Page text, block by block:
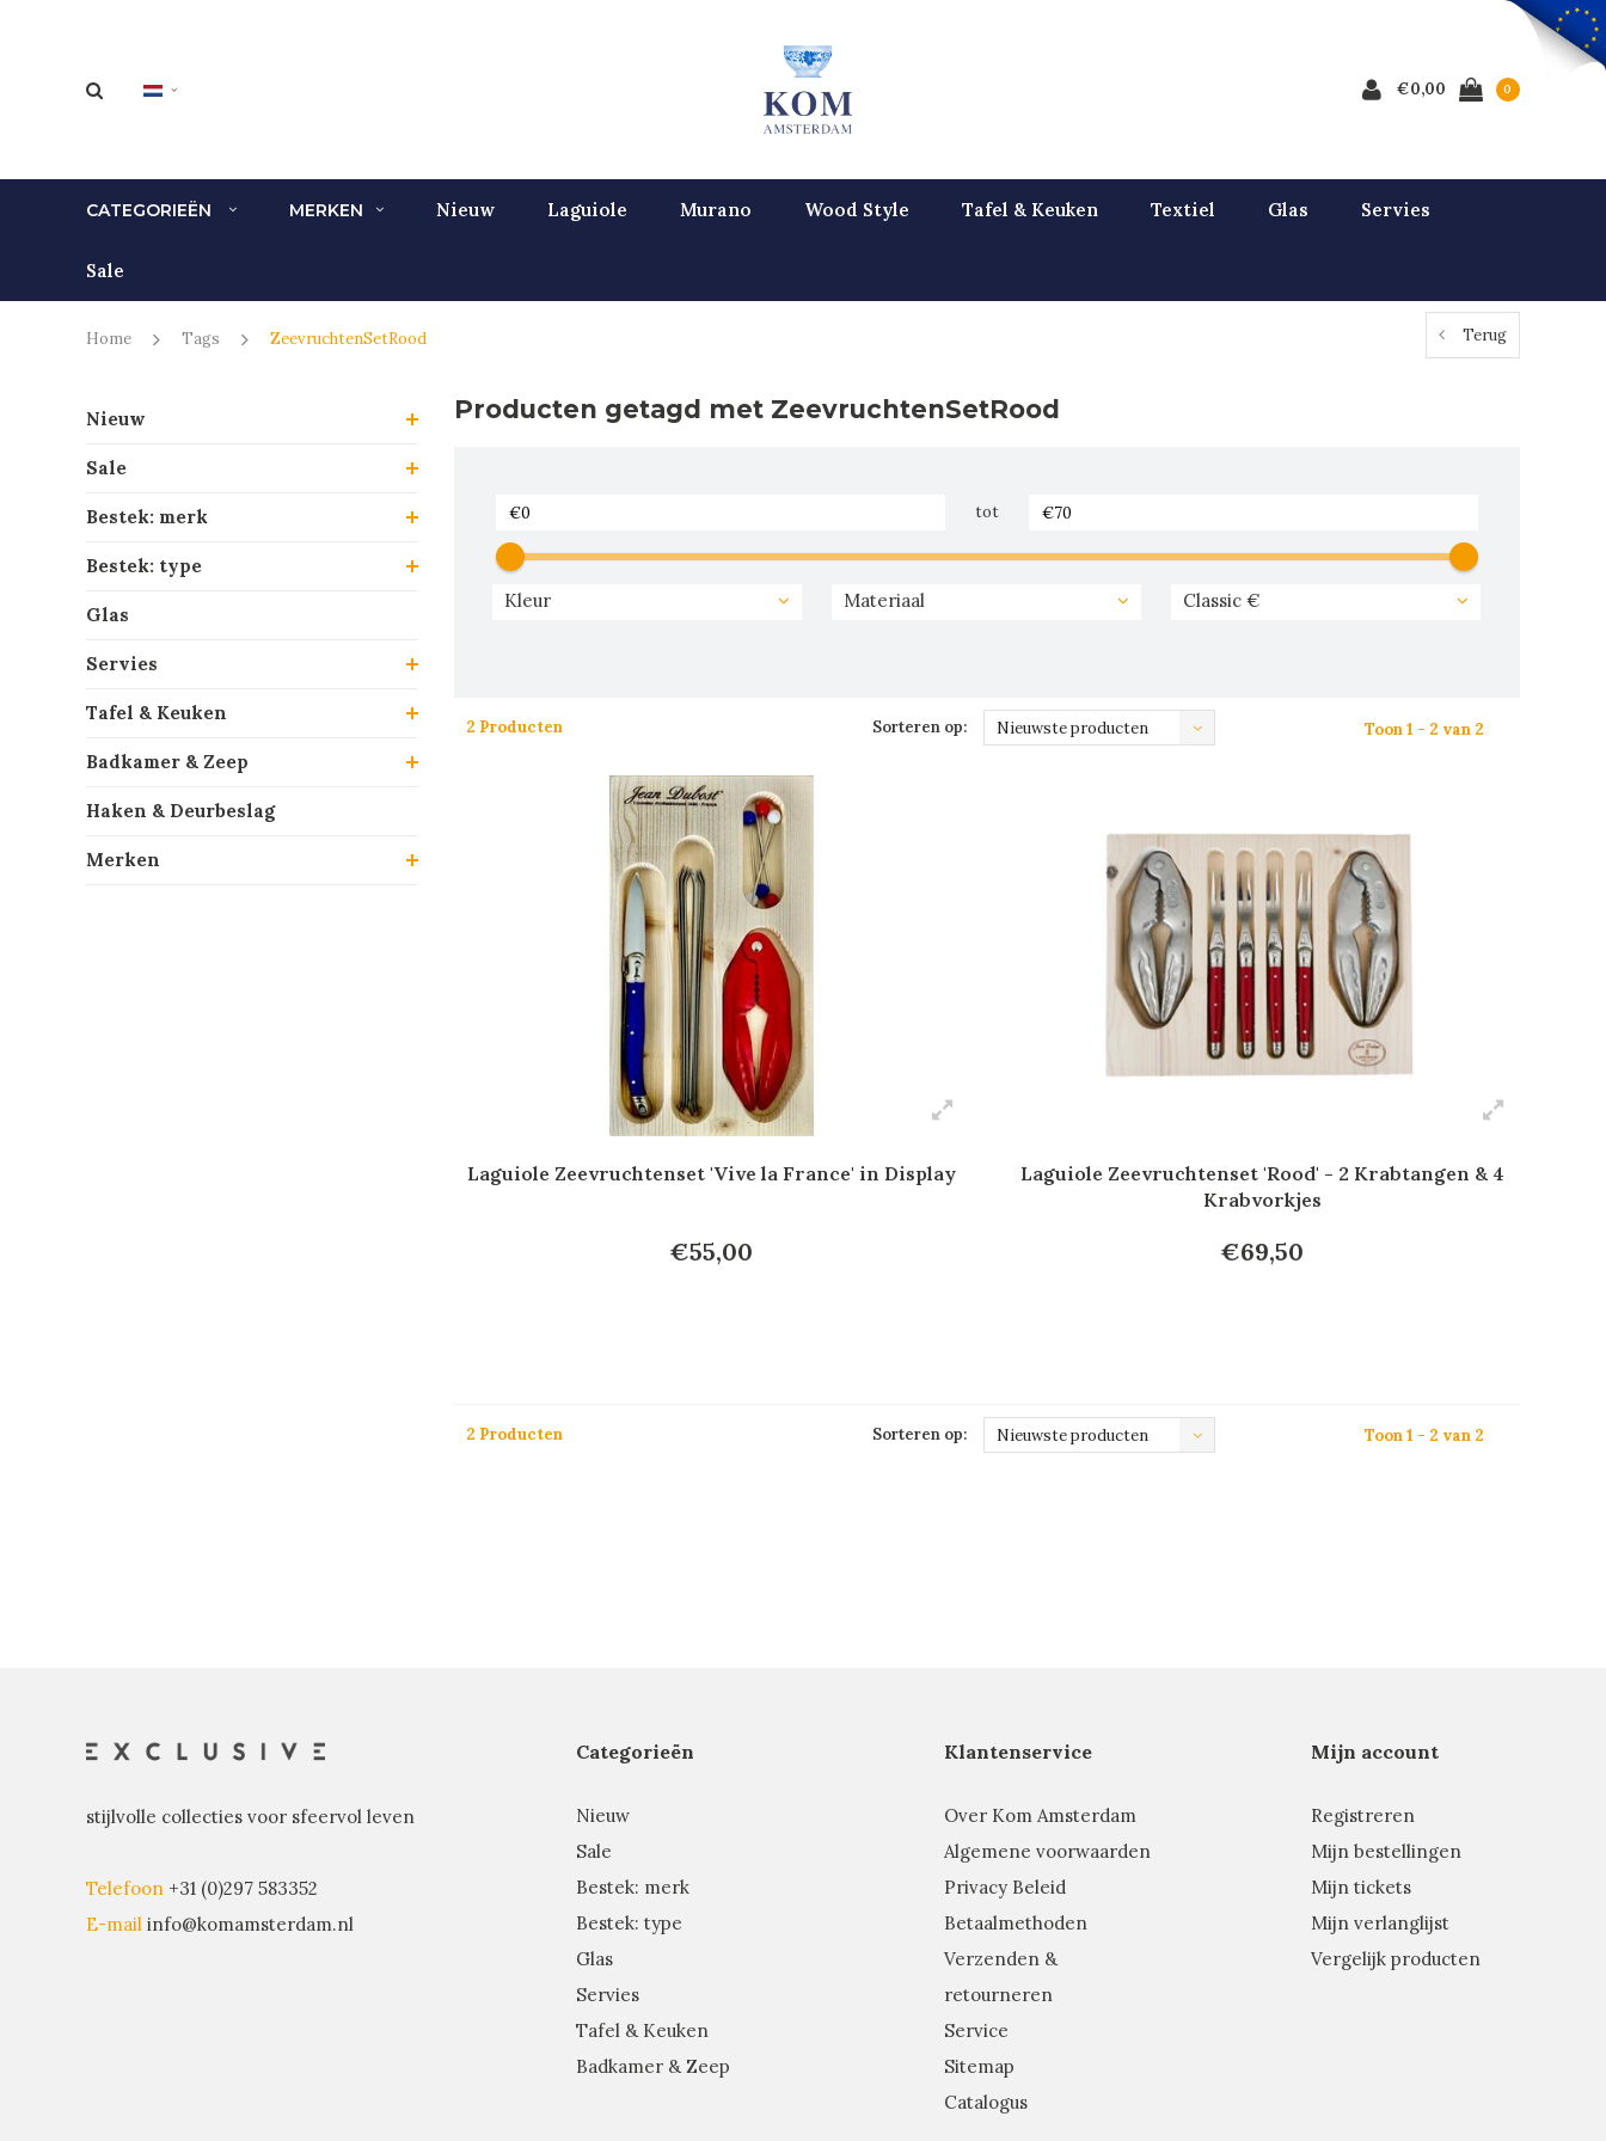
€0,00 0
CATEGORIEËN MERKEN Nieuw Laguiole Murano Wood Style Tafel & Keuken Textiel Glas Servies
Sale
Home Tags ZeevruchtenSetRood Terug
Nieuw
Sale
Bestek: merk
Bestek: type
Glas
Servies
Tafel & Keuken
Badkamer & Zeep
Haken & Deurbeslag
Merken
Producten getagd met ZeevruchtenSetRood
tot
Kleur Materiaal Classic €
2 Producten Sorteren op: Nieuwste producten Toon 1 - 2 van 2
Laguiole Zeevruchtenset 'Vive la France' in Display
€55,00
Laguiole Zeevruchtenset 'Rood' - 2 Krabtangen & 4
Krabvorkjes
€69,50
2 Producten Sorteren op: Nieuwste producten Toon 1 - 2 van 2
stijlvolle collecties voor sfeervol leven
Telefoon +31 (0)297 583352
E-mail info@komamsterdam.nl
Categorieën
Nieuw
Sale
Bestek: merk
Bestek: type
Glas
Servies
Tafel & Keuken
Badkamer & Zeep
Klantenservice
Over Kom Amsterdam
Algemene voorwaarden
Privacy Beleid
Betaalmethoden
Verzenden &
retourneren
Service
Sitemap
Catalogus
Mijn account
Registreren
Mijn bestellingen
Mijn tickets
Mijn verlanglijst
Vergelijk producten